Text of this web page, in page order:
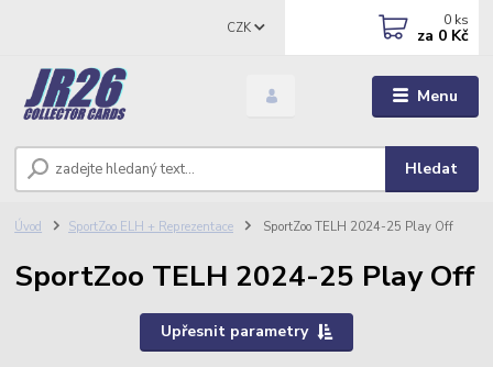
Menu
CZK
Hledat
0 ks
za 0 Kč
Úvod SportZoo ELH + Reprezentace SportZoo TELH 2024-25 Play Off
SportZoo TELH 2024-25 Play Off
Upřesnit parametry